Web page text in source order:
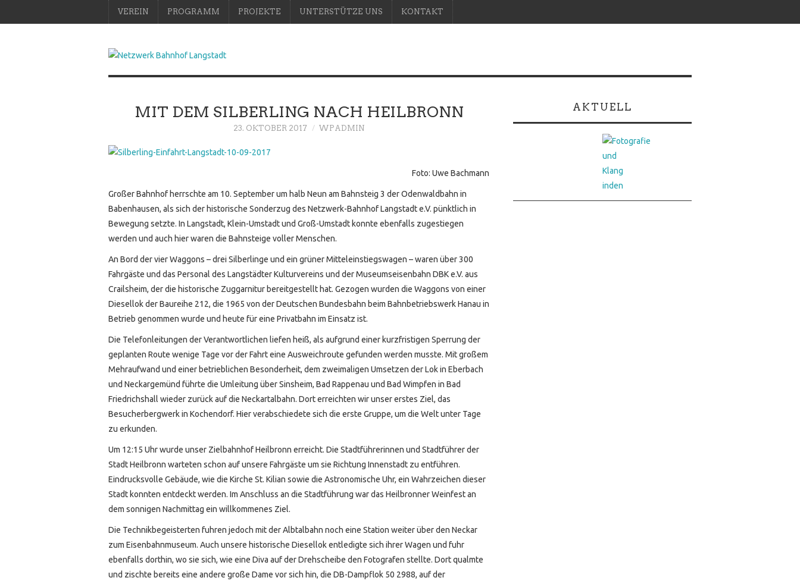
VEREIN PROGRAMM PROJEKTE UNTERSTÜTZE UNS KONTAKT
MIT DEM SILBERLING NACH HEILBRONN
23. OKTOBER 2017 WPADMIN
Foto: Uwe Bachmann
Großer Bahnhof herrschte am 10. September um halb Neun am Bahnsteig 3 der Odenwaldbahn in
Babenhausen, als sich der historische Sonderzug des Netzwerk-Bahnhof Langstadt e.V. pünktlich in
Bewegung setzte. In Langstadt, Klein-Umstadt und Groß-Umstadt konnte ebenfalls zugestiegen
werden und auch hier waren die Bahnsteige voller Menschen.
An Bord der vier Waggons – drei Silberlinge und ein grüner Mitteleinstiegswagen – waren über 300
Fahrgäste und das Personal des Langstädter Kulturvereins und der Museumseisenbahn DBK e.V. aus
Crailsheim, der die historische Zuggarnitur bereitgestellt hat. Gezogen wurden die Waggons von einer
Diesellok der Baureihe 212, die 1965 von der Deutschen Bundesbahn beim Bahnbetriebswerk Hanau in
Betrieb genommen wurde und heute für eine Privatbahn im Einsatz ist.
Die Telefonleitungen der Verantwortlichen liefen heiß, als aufgrund einer kurzfristigen Sperrung der
geplanten Route wenige Tage vor der Fahrt eine Ausweichroute gefunden werden musste. Mit großem
Mehraufwand und einer betrieblichen Besonderheit, dem zweimaligen Umsetzen der Lok in Eberbach
und Neckargemünd führte die Umleitung über Sinsheim, Bad Rappenau und Bad Wimpfen in Bad
Friedrichshall wieder zurück auf die Neckartalbahn. Dort erreichten wir unser erstes Ziel, das
Besucherbergwerk in Kochendorf. Hier verabschiedete sich die erste Gruppe, um die Welt unter Tage
zu erkunden.
Um 12:15 Uhr wurde unser Zielbahnhof Heilbronn erreicht. Die Stadtführerinnen und Stadtführer der
Stadt Heilbronn warteten schon auf unsere Fahrgäste um sie Richtung Innenstadt zu entführen.
Eindrucksvolle Gebäude, wie die Kirche St. Kilian sowie die Astronomische Uhr, ein Wahrzeichen dieser
Stadt konnten entdeckt werden. Im Anschluss an die Stadtführung war das Heilbronner Weinfest an
dem sonnigen Nachmittag ein willkommenes Ziel.
Die Technikbegeisterten fuhren jedoch mit der Albtalbahn noch eine Station weiter über den Neckar
zum Eisenbahnmuseum. Auch unsere historische Diesellok entledigte sich ihrer Wagen und fuhr
ebenfalls dorthin, wo sie sich, wie eine Diva auf der Drehscheibe den Fotografen stellte. Dort qualmte
und zischte bereits eine andere große Dame vor sich hin, die DB-Dampflok 50 2988, auf der
AKTUELL